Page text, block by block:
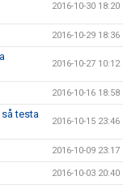
2016-10-30 18:20
2016-10-29 18:36
2016-10-27 10:12
2016-10-16 18:58
testa
2016-10-15 23:46
2016-10-09 23:17
2016-10-03 20:40